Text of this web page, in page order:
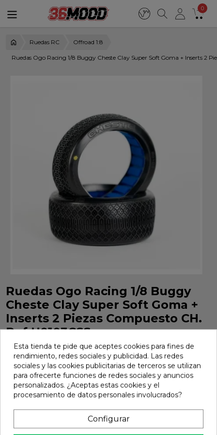
0
Ruedas RC Offroad 1:8
Ruedas Ogo Racing 1/8 Buggy Cheste Clay Super Soft Goma + Inserts 2
Ruedas Ogo Racing 1/8 Buggy
Cheste Clay Super Soft Goma +
Inserts 2 Piezas Compuesto CH.
Ref H0103CSS
Ruedas Ogo Racing 1/8 Buggy Cheste Clay Super Soft
Goma + Inserts 2 Piezas Compuesto CH. Ref H0103CSS
Marca: Ogo Racing Ref: H0103CSS
23,56 €
Añadir
Esta tienda te pide que aceptes cookies para fines de
rendimiento, redes sociales y publicidad. Las redes
sociales y las cookies publicitarias de terceros se utilizan
para ofrecerte funciones de redes sociales y anuncios
personalizados. ¿Aceptas estas cookies y el
procesamiento de datos personales involucrados?
Configurar